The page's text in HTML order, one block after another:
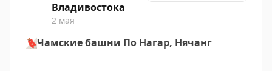
Владивостока
2 мая
🔖Чамские башни По Нагар, Нячанг